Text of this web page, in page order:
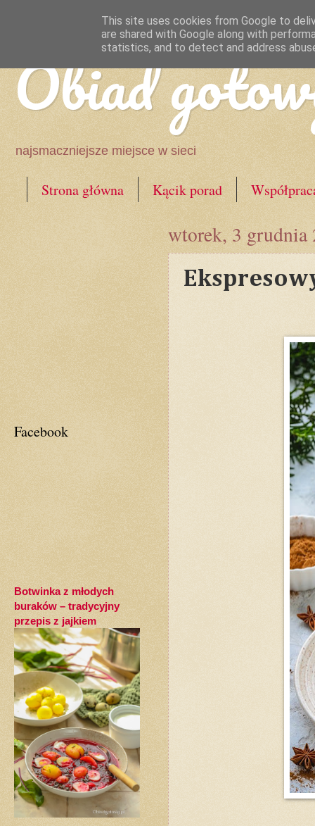
Obiad
najsmaczniejsze miejsce w sieci
Strona główna Kącik porad
wtorek, 3 grudnia
Facebook
Botwinka z młodych
buraków – tradycyjny
przepis z jajkiem
This site uses cookies from Google to
are shared with Google along with
statistics, and to detect and address